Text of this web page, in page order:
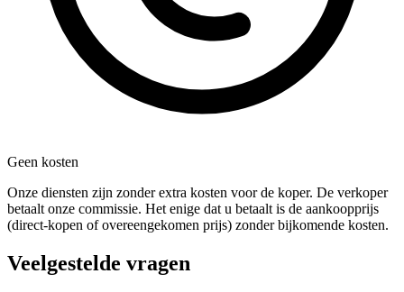
Geen kosten
Onze diensten zijn zonder extra kosten voor de koper. De verkoper
betaalt onze commissie. Het enige dat u betaalt is de aankoopprijs
(direct-kopen of overeengekomen prijs) zonder bijkomende kosten.
Veelgestelde vragen